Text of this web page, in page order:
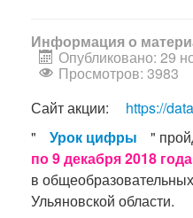
Информация о
Опубликовано: 29
Просмотров: 3983
Сайт акции:
https://
"
Урок цифры "
по 9 декабря 2018 года
в
Ульяновской области.